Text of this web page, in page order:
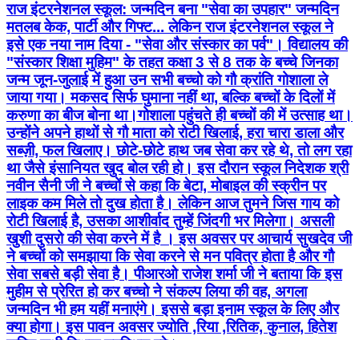
राज इंटरनेशनल स्कूल: जन्मदिन बना "सेवा का उपहार" जन्मदिन
मतलब केक, पार्टी और गिफ्ट... लेकिन राज इंटरनेशनल स्कूल ने
इसे एक नया नाम दिया - "सेवा और संस्कार का पर्व"। विद्यालय की
"संस्कार शिक्षा मुहिम" के तहत कक्षा 3 से 8 तक के बच्चे जिनका
जन्म जून-जुलाई में हुआ उन सभी बच्चो को गौ क्रांति गोशाला ले
जाया गया। मकसद सिर्फ घुमाना नहीं था, बल्कि बच्चों के दिलों में
करुणा का बीज बोना था।गोशाला पहुंचते ही बच्चों की में उत्साह था।
उन्होंने अपने हाथों से गौ माता को रोटी खिलाई, हरा चारा डाला और
सब्ज़ी, फल खिलाए। छोटे-छोटे हाथ जब सेवा कर रहे थे, तो लग रहा
था जैसे इंसानियत खुद बोल रही हो। इस दौरान स्कूल निदेशक श्री
नवीन सैनी जी ने बच्चों से कहा कि बेटा, मोबाइल की स्क्रीन पर
लाइक कम मिले तो दुख होता है। लेकिन आज तुमने जिस गाय को
रोटी खिलाई है, उसका आशीर्वाद तुम्हें जिंदगी भर मिलेगा। असली
खुशी दुसरो की सेवा करने में है । इस अवसर पर आचार्य सुखदेव जी
ने बच्चों को समझाया कि सेवा करने से मन पवित्र होता है और गौ
सेवा सबसे बड़ी सेवा है। पीआरओ राजेश शर्मा जी ने बताया कि इस
मुहीम से प्रेरित हो कर बच्चो ने संकल्प लिया की वह, अगला
जन्मदिन भी हम यहीं मनाएंगे। इससे बड़ा इनाम स्कूल के लिए और
क्या होगा। इस पावन अवसर ज्योति ,रिया ,रितिक, कुनाल, हितेश